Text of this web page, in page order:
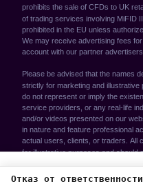
Отказ от ответственности